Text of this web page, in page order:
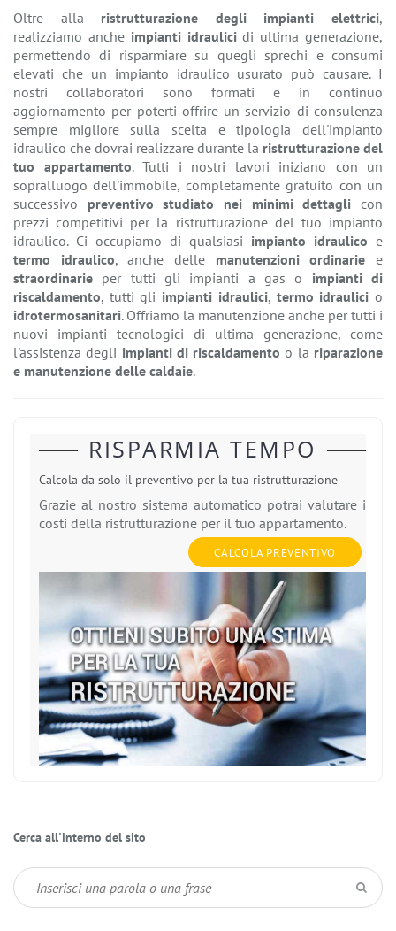
Oltre alla ristrutturazione degli impianti elettrici,
realizziamo anche impianti idraulicidi ultima generazione,
permettendo di risparmiare su quegli sprechi e consumi
elevati che un impianto idraulico usurato può causare. I
nostri collaboratori sono formati e in continuo
aggiornamento per poterti offrire un servizio di consulenza
sempre migliore sulla scelta e tipologia dell'impianto
idraulico che dovrai realizzare durante la ristrutturazione del
tuo appartamento. Tutti i nostri lavori iniziano con un
sopralluogo dell'immobile, completamente gratuito con un
successivo preventivo studiato nei minimi dettagli con
prezzi competitivi per la ristrutturazione del tuo impianto
idraulico. Ci occupiamo di qualsiasi impianto idraulico e
termo idraulico, anche delle manutenzioni ordinarie e
straordinarie per tutti gli impianti a gas o impianti di
riscaldamento, tutti gli impianti idraulici, termo idraulici o
idrotermosanitari. Offriamo la manutenzione anche per tutti i
nuovi impianti tecnologici di ultima generazione, come
l'assistenza degli impianti di riscaldamento o la riparazione
e manutenzione delle caldaie.
RISPARMIA TEMPO
Calcola da solo il preventivo per la tua ristrutturazione
Grazie al nostro sistema automatico potrai valutare i
costi della ristrutturazione per il tuo appartamento.
CALCOLA PREVENTIVO
Cerca all'interno del sito